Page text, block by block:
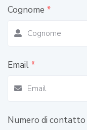
Cognome *
Email *
Numero di contatto